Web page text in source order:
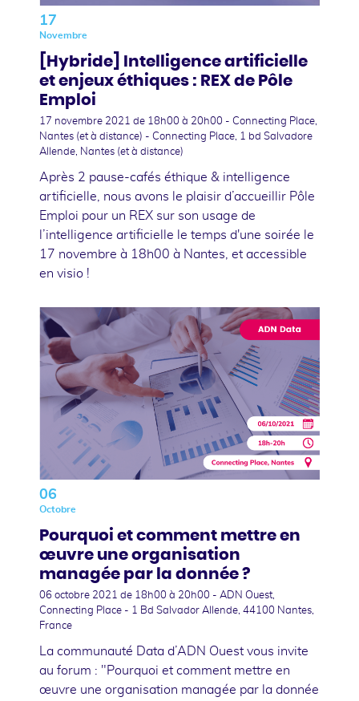
17
Novembre
[Hybride] Intelligence artificielle
et enjeux éthiques : REX de Pôle
Emploi
17 novembre 2021 de 18h00 à 20h00 - Connecting Place,
Nantes (et à distance) - Connecting Place, 1 bd Salvadore
Allende, Nantes (et à distance)
Après 2 pause-cafés éthique & intelligence
artificielle, nous avons le plaisir d’accueillir Pôle
Emploi pour un REX sur son usage de
l’intelligence artificielle le temps d'une soirée le
17 novembre à 18h00 à Nantes, et accessible
en visio !
06
Octobre
Pourquoi et comment mettre en
œuvre une organisation
managée par la donnée ?
06 octobre 2021 de 18h00 à 20h00 - ADN Ouest,
Connecting Place - 1 Bd Salvador Allende, 44100 Nantes,
France
La communauté Data d’ADN Ouest vous invite
au forum : "Pourquoi et comment mettre en
œuvre une organisation managée par la donnée